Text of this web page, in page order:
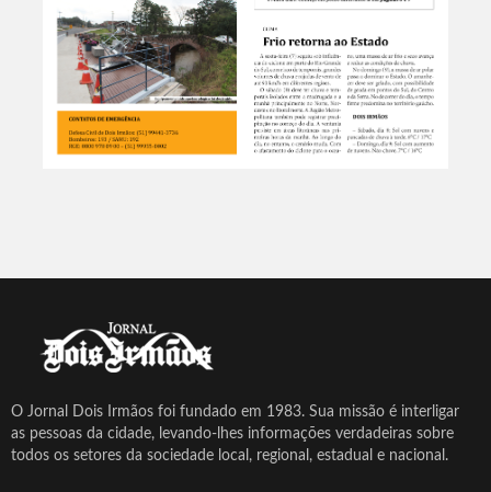
O Jornal Dois Irmãos foi fundado em 1983. Sua missão é interligar
as pessoas da cidade, levando-lhes informações verdadeiras sobre
todos os setores da sociedade local, regional, estadual e nacional.